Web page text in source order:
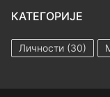
КАТЕГОРИЈЕ
Личности (30)